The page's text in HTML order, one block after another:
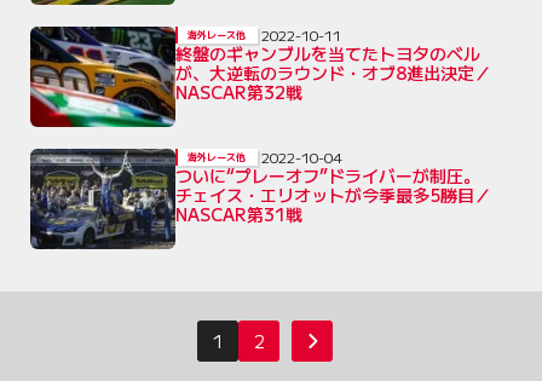
終盤のギャンブルを当てたトヨタのベル
が、大逆転のラウンド・オブ8進出決定／
NASCAR第32戦
海外レース他 2022-10-11
ついに“プレーオフ”ドライバーが制圧。
チェイス・エリオットが今季最多5勝目／
NASCAR第31戦
海外レース他 2022-10-04
1 2 次へ